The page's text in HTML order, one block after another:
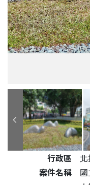
公共藝術作品詳細資料
行政區
案件名稱